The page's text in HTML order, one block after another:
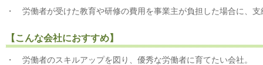
・ 労働者が受けた教育や研修の費用を事業主が負担した場合に、
【こんな会社におすすめ】
・ 労働者のスキルアップを図り、優秀な労働者に育てたい会社。